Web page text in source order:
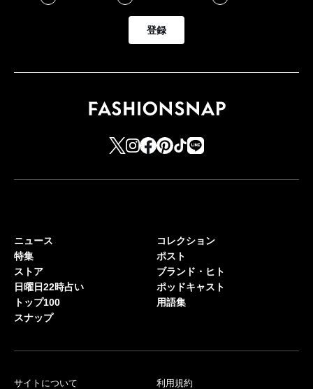
登録
ニュース
特集
ストア
日曜日22時占い
トップ100
スナップ
コレクション
ポスト
ブランド・ヒト
ポッドキャスト
用語集
サイトについて
利用規約